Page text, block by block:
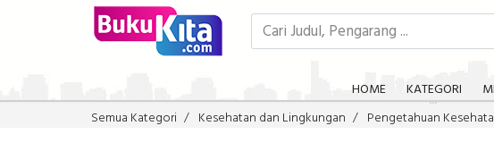
HOME KATEGORI
Semua Kategori
Kesehatan dan Lingkungan Pengetahuan